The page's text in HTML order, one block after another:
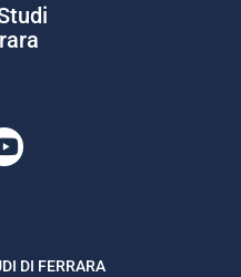
Youtube
DI FERRARA